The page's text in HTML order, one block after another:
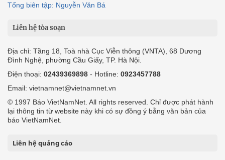
Tổng biên tập: Nguyễn Văn Bá
Liên hệ tòa soạn
Địa chỉ: Tầng 18, Toà nhà Cục Viễn thông (VNTA), 68 Dương
Đình Nghệ, phường Cầu Giấy, TP. Hà Nội.
Điện thoại: 02439369898 - Hotline: 0923457788
Email: vietnamnet@vietnamnet.vn
© 1997 Báo VietNamNet. All rights reserved. Chỉ được phát hành
lại thông tin từ website này khi có sự đồng ý bằng văn bản của
báo VietNamNet.
Liên hệ quảng cáo